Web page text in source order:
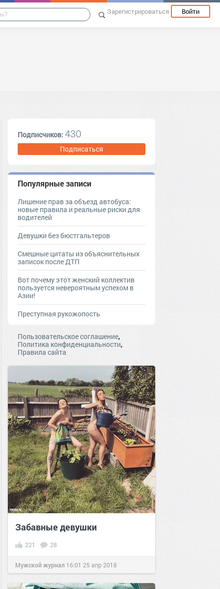
Зарегистрироваться Войти
Подписчиков: 430
Подписаться
Популярные записи
Лишение прав за объезд автобуса:
новые правила и реальные риски для
водителей
Девушки без бюстгальтеров
Смешные цитаты из объяснительных
записок после ДТП
Вот почему этот женский коллектив
пользуется невероятным успехом в
Азии!
Преступная рукожопость
Пользовательское соглашение,
Политика конфиденциальности,
Правила сайта
Забавные девушки
221 28
Мужской журнал 16:01 25 апр 2018